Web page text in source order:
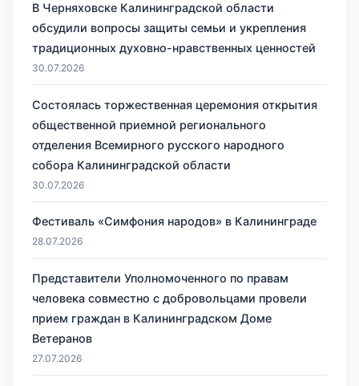
В Черняховске Калининградской области
обсудили вопросы защиты семьи и укрепления
традиционных духовно-нравственных ценностей
30.07.2026
Состоялась торжественная церемония открытия
общественной приемной регионального
отделения Всемирного русского народного
собора Калининградской области
30.07.2026
Фестиваль «Симфония народов» в Калининграде
28.07.2026
Представители Уполномоченного по правам
человека совместно с добровольцами провели
прием граждан в Калининградском Доме
Ветеранов
27.07.2026